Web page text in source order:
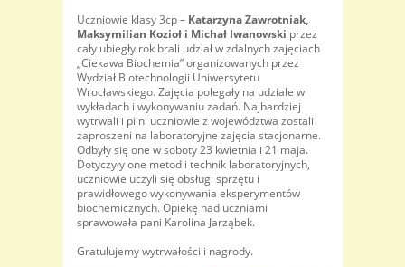
Uczniowie klasy 3cp – Katarzyna Zawrotniak,
Maksymilian Kozioł i Michał Iwanowski przez
cały ubiegły rok brali udział w zdalnych zajęciach
„Ciekawa Biochemia” organizowanych przez
Wydział Biotechnologii Uniwersytetu
Wrocławskiego. Zajęcia polegały na udziale w
wykładach i wykonywaniu zadań. Najbardziej
wytrwali i pilni uczniowie z województwa zostali
zaproszeni na laboratoryjne zajęcia stacjonarne.
Odbyły się one w soboty 23 kwietnia i 21 maja.
Dotyczyły one metod i technik laboratoryjnych,
uczniowie uczyli się obsługi sprzętu i
prawidłowego wykonywania eksperymentów
biochemicznych. Opiekę nad uczniami
sprawowała pani Karolina Jarząbek.
Gratulujemy wytrwałości i nagrody.